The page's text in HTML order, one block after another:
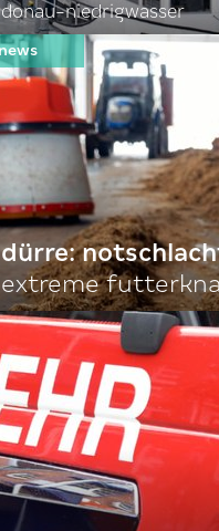
donau-niedrigwasser
dürre:
extreme